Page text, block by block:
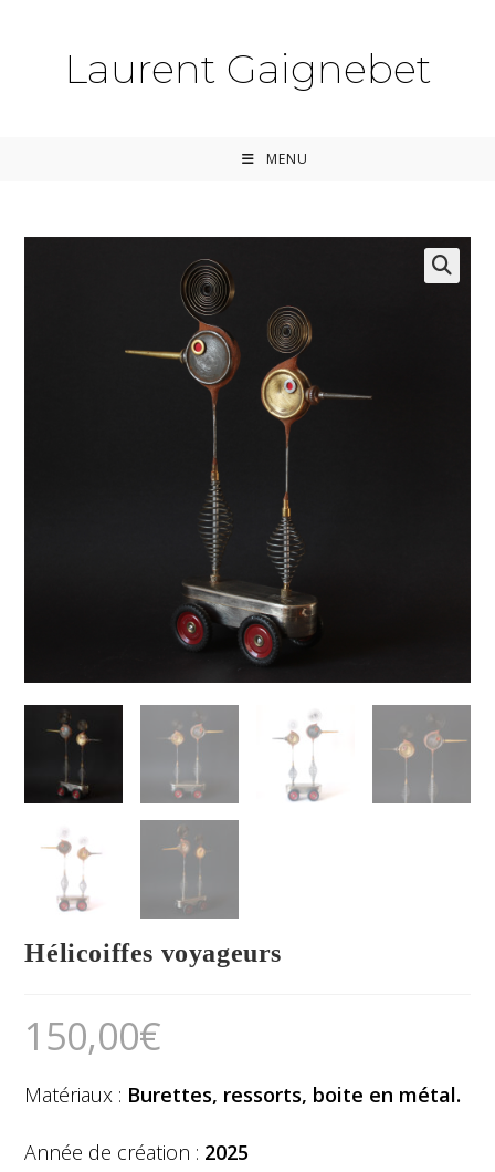
Laurent Gaignebet
MENU
Hélicoiffes voyageurs
150,00€
Matériaux : Burettes, ressorts, boite en métal.
Année de création : 2025